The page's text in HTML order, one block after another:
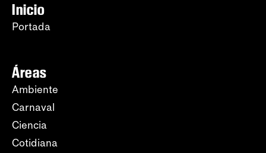
Inicio
Portada
Áreas
Ambiente
Carnaval
Ciencia
Cotidiana